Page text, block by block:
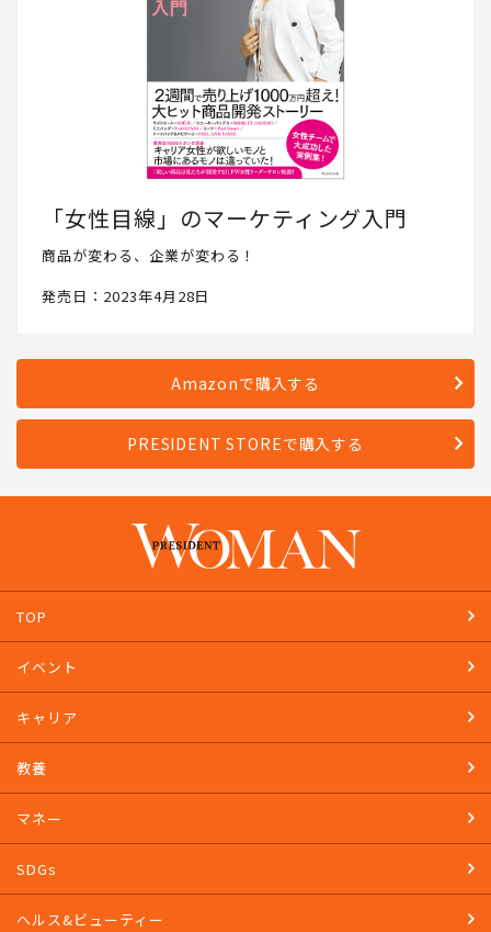
「女性目線」のマーケティング入門
商品が変わる、企業が変わる！
発売日：2023年4月28日
Amazonで購入する
PRESIDENT STOREで購入する
TOP
イベント
キャリア
教養
マネー
SDGs
ヘルス&ビューティー